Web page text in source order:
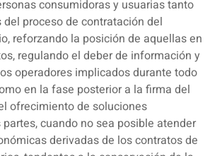
consumidoras y usuarias tanto
proceso de contratación del
reforzando la posición de aquellas en
regulando el deber de información y
operadores implicados durante todo
en la fase posterior a la firma del
ofrecimiento de soluciones
cuando no sea posible atender
derivadas de los contratos de